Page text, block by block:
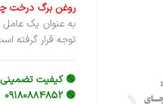
روغن برگ درخت
به عنوان یک
توجه قرار گرفته
🟢 کیفیت تضمینی
🟢 09180884852 هاشمی (تماس/ پیام)